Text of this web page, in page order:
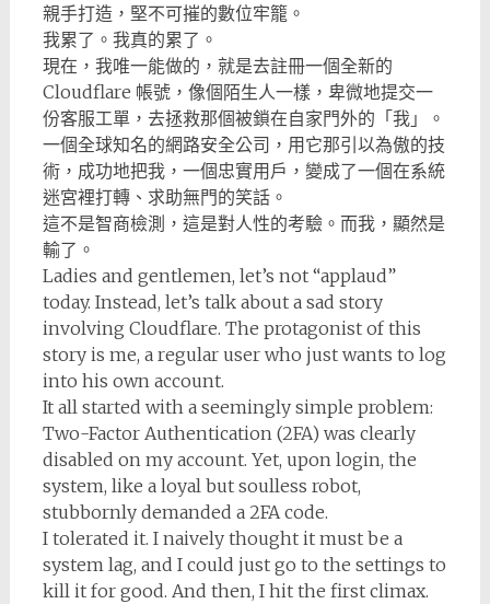
親手打造，堅不可摧的數位牢籠。
我累了。我真的累了。
現在，我唯一能做的，就是去註冊一個全新的
Cloudflare 帳號，像個陌生人一樣，卑微地提交一
份客服工單，去拯救那個被鎖在自家門外的「我」。
一個全球知名的網路安全公司，用它那引以為傲的技
術，成功地把我，一個忠實用戶，變成了一個在系統
迷宮裡打轉、求助無門的笑話。
這不是智商檢測，這是對人性的考驗。而我，顯然是
輸了。
Ladies and gentlemen, let’s not “applaud”
today. Instead, let’s talk about a sad story
involving Cloudflare. The protagonist of this
story is me, a regular user who just wants to log
into his own account.
It all started with a seemingly simple problem:
Two-Factor Authentication (2FA) was clearly
disabled on my account. Yet, upon login, the
system, like a loyal but soulless robot,
stubbornly demanded a 2FA code.
I tolerated it. I naively thought it must be a
system lag, and I could just go to the settings to
kill it for good. And then, I hit the first climax.